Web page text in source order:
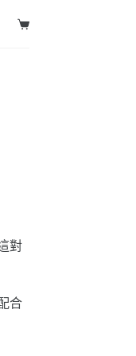
Shopping
對
合